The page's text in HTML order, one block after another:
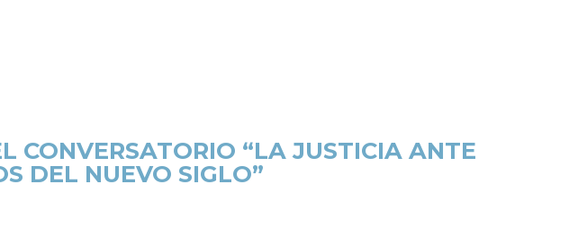
CONVERSATORIO “LA JUSTICIA ANTE
DEL NUEVO SIGLO”